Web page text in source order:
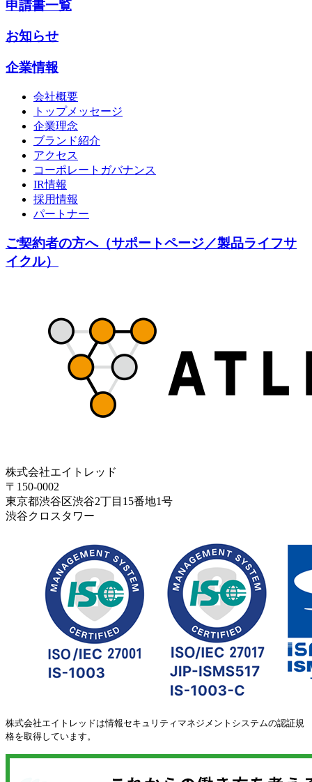
申請書一覧
お知らせ
企業情報
会社概要
トップメッセージ
企業理念
ブランド紹介
アクセス
コーポレートガバナンス
IR情報
採用情報
パートナー
ご契約者の方へ（サポートページ／製品ライフサ
イクル）
株式会社エイトレッド
〒150-0002
東京都渋谷区渋谷2丁目15番地1号
渋谷クロスタワー
株式会社エイトレッドは情報セキュリティマネジメントシステムの認証規
格を取得しています。